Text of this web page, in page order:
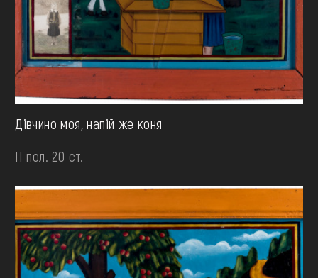
Дівчино моя, напій же коня
II пол. 20 ст.